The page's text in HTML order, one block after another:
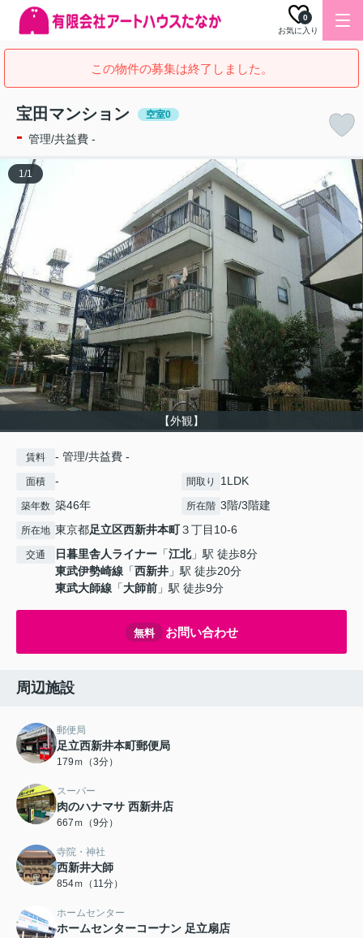
お気に入り
0
この物件の募集は終了しました。
宝田マンション 空室0
- 管理/共益費 -
【外観】
1/1
賃料 - 管理/共益費 -
面積 - 間取り 1LDK
築年数 築46年 所在階 3階/3階建
所在地 東京都足立区西新井本町３丁目10-6
交通 日暮里舎人ライナー 「江北」駅 徒歩8分
東武伊勢崎線 「西新井 」駅 徒歩20分
東武大師線 「大師前 」駅 徒歩9分
無料 お問い合わせ
周辺施設
郵便局
足立西新井本町郵便局
179ｍ（3分）
スーパー
肉のハナマサ 西新井店
667ｍ（9分）
寺院・神社
西新井大師
854ｍ（11分）
ホームセンター
ホームセンターコーナン 足立扇店